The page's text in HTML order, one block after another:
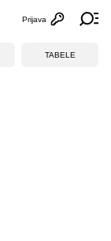
Otvori
Prijava
TABELE